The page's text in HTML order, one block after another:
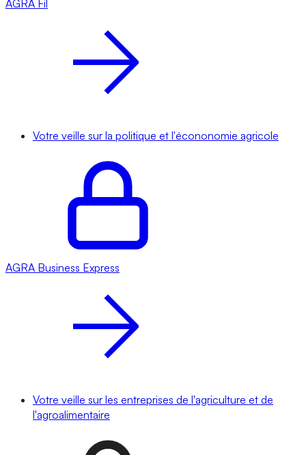
AGRA Fil
Votre veille sur la politique et l'écononomie agricole
AGRA Business Express
Votre veille sur les entreprises de l'agriculture et de
l'agroalimentaire